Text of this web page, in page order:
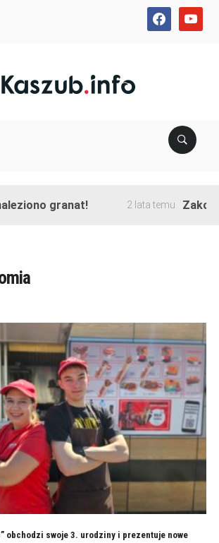
facebookyoutube
granat! 2 lata temu
obchodzi swoje 3. urodziny i prezentuje nowe